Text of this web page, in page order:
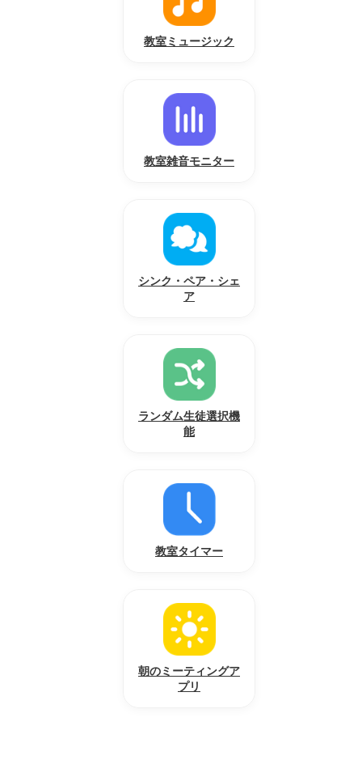
教室ミュージック
教室雑音モニター
シンク・ペア・シェ
ア
ランダム生徒選択機
能
教室タイマー
朝のミーティングア
プリ